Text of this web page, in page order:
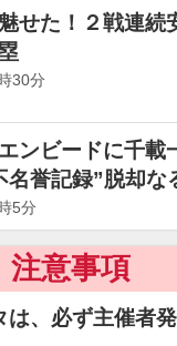
魅せた！２戦連
30分
ンビードに千載
名誉記録”脱却な
5分
注意事項
、必ず主催者